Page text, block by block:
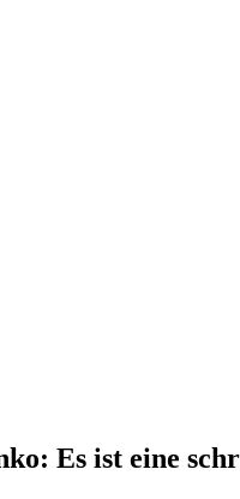
Es ist eine